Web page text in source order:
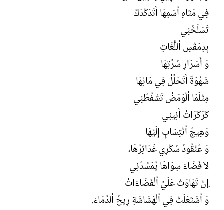
فِي مَتَاهِ اُسْمِهَا أَتَدَكْدَكُ
تَسْلَخُنِي
بِدِمَقْسِ اُللُّغَاتِ
وَ أَسْرَارِ سُرَّتِهَا
شَهْوَةً أَتَحَلَّلُ فِي مَائِهَا
مِثْلَمَا اُلْوَمْضُ تَشْفُطُنِي
كَرْكَرَاتُ أَنِينِي
وَهِيجُ اُنْتِسَابٍ إِلَيْهَا
وَ عُنْقُودُ سُكْرِي غَدَائِرُهَا،
لاَ فَضَاءَ سِوَاهَا يُمَسِّدُنِي
ِإنْ تَهَاوَتْ عَلَيَّ اُلْفَضَاءَاتُ
وَ اُشْتَعَلَتْ فِي اُلْهَشَاشَةِ رِيحُ اُلدِّمَاءْ.